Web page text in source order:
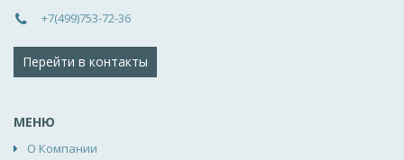
+7(499)753-72-36
Перейти в контакты
МЕНЮ
О Компании